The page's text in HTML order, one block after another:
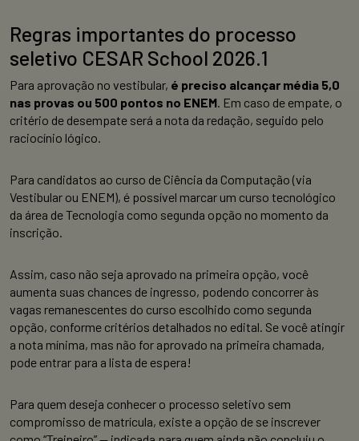
Regras importantes do processo
seletivo CESAR School 2026.1
Para aprovação no vestibular, é preciso alcançar média 5,0
nas provas ou 500 pontos no ENEM. Em caso de empate, o
critério de desempate será a nota da redação, seguido pelo
raciocínio lógico.
Para candidatos ao curso de Ciência da Computação (via
Vestibular ou ENEM), é possível marcar um curso tecnológico
da área de Tecnologia como segunda opção no momento da
inscrição.
Assim, caso não seja aprovado na primeira opção, você
aumenta suas chances de ingresso, podendo concorrer às
vagas remanescentes do curso escolhido como segunda
opção, conforme critérios detalhados no edital. Se você atingir
a nota mínima, mas não for aprovado na primeira chamada,
pode entrar para a lista de espera!
Para quem deseja conhecer o processo seletivo sem
compromisso de matrícula, existe a opção de se inscrever